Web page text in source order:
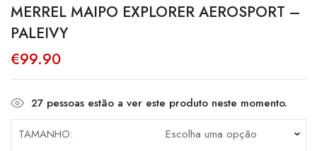
MERREL MAIPO EXPLORER AEROSPORT –
PALEIVY
€99.90
27 pessoas estão a ver este produto neste momento.
TAMANHO